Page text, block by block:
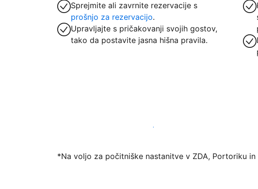
Sprejmite ali zavrnite rezervacije s
prošnjo za rezervacijo.
Upravljajte s pričakovanji svojih gostov,
tako da postavite jasna hišna pravila.
Danes ponudite nastanitev prek naše platforme
*Na voljo za počitniške nastanitve v ZDA, Portoriku